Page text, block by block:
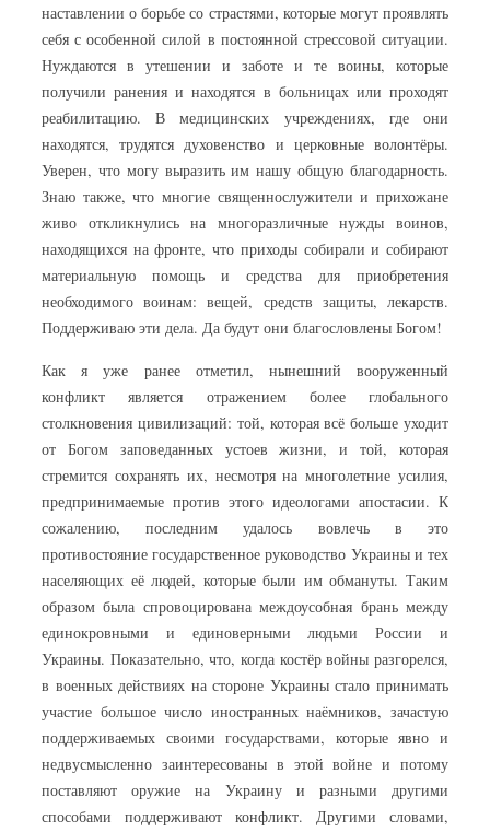
наставлении о борьбе со страстями, которые могут проявлять
себя с особенной силой в постоянной стрессовой ситуации.
Нуждаются в утешении и заботе и те воины, которые
получили ранения и находятся в больницах или проходят
реабилитацию. В медицинских учреждениях, где они
находятся, трудятся духовенство и церковные волонтёры.
Уверен, что могу выразить им нашу общую благодарность.
Знаю также, что многие священнослужители и прихожане
живо откликнулись на многоразличные нужды воинов,
находящихся на фронте, что приходы собирали и собирают
материальную помощь и средства для приобретения
необходимого воинам: вещей, средств защиты, лекарств.
Поддерживаю эти дела. Да будут они благословлены Богом!
Как я уже ранее отметил, нынешний вооруженный
конфликт является отражением более глобального
столкновения цивилизаций: той, которая всё больше уходит
от Богом заповеданных устоев жизни, и той, которая
стремится сохранять их, несмотря на многолетние усилия,
предпринимаемые против этого идеологами апостасии. К
сожалению, последним удалось вовлечь в это
противостояние государственное руководство Украины и тех
населяющих её людей, которые были им обмануты. Таким
образом была спровоцирована междоусобная брань между
единокровными и единоверными людьми России и
Украины. Показательно, что, когда костёр войны разгорелся,
в военных действиях на стороне Украины стало принимать
участие большое число иностранных наёмников, зачастую
поддерживаемых своими государствами, которые явно и
недвусмысленно заинтересованы в этой войне и потому
поставляют оружие на Украину и разными другими
способами поддерживают конфликт. Другими словами,